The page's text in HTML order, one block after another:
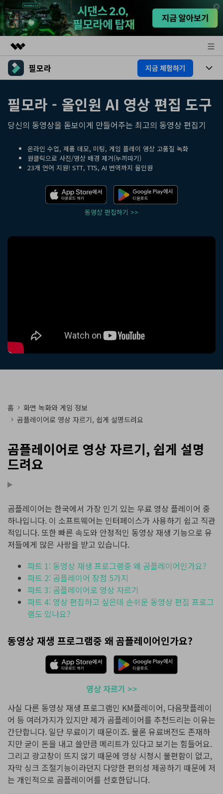
주요 제품
유틸리티
개요
솔루션
플랜 및 가격
필모라 지금 체험하기
AI
AI 꿀팁
영상 편집 자료실
동영상 편집하기
도움말 센터
핫한 콘텐츠
필모라 - 올인원 AI 영상 편집 도구
당신의 동영상을 돋보이게 만들어주는 최고의 동영상 편집기
온라인 수업, 제품 데모, 미팅, 게임 플레이 영상 고품질 녹화
원클릭으로 사진/영상 배경 제거(누끼따기)
23개 언어 지원! STT, TTS, AI 번역까지 올인원
동영상 편집하기 >>
홈
화면 녹화와 게임 정보
곰플레이어로 영상 자르기, 쉽게 설명드려요
곰플레이어로 영상 자르기, 쉽게 설명
드려요
곰플레이어는 한국에서 가장 인기 있는 무료 영상 플레이어 중
하나입니다. 이 소프트웨어는 인터페이스가 사용하기 쉽고 직관
적입니다. 또한 빠른 속도와 안정적인 동영상 재생 기능으로 유
저들에게 많은 사랑을 받고 있습니다.
파트 1: 동영상 재생 프로그램중 왜 곰플레이어인가요?
파트 2: 곰플레이어 장점 5가지
파트 3: 곰플레이어로 영상 자르기
파트 4: 영상 편집하고 싶은데 손쉬운 동영상 편집 프로그
램도 있나요?
동영상 재생 프로그램중 왜 곰플레이어인가요?
영상 자르기 >>
사실 다른 동영상 재생 프로그램인 KM플레이어, 다음팟플레이
어 등 여러가지가 있지만 제가 곰플레이어를 추천드리는 이유는
간단합니다. 일단 무료이기 때문이죠. 물론 유료버전도 존재하
지만 굳이 돈을 내고 쓸만큼 메리트가 있다고 보기는 힘들어요.
그리고 광고창이 뜨지 않기 때문에 영상 시청시 불편함이 없고,
자막 싱크 조절기능이라던지 다양한 편의성 제공하기 때문에 저
는 개인적으로 곰플레이어를 선호한답니다.